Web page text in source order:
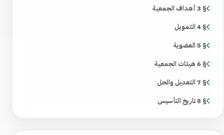
§ 3 أهداف الجمعية
§ 4 التمويل
§ 5 العضوية
§ 6 هيئات الجمعية
§ 7 التعديل والحل
§ 8 تاريخ التأسيس